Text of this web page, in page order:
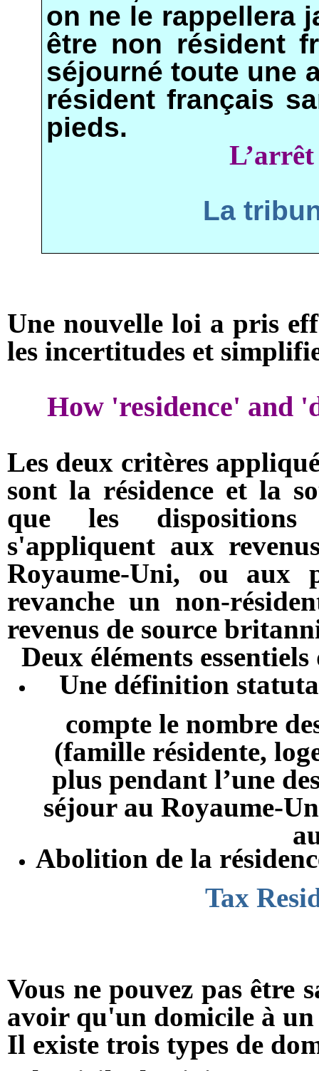
on ne le rappellera
être non résident
séjourné toute une
résident français
pieds.
La
Une nouvelle loi a pris
les ­incertitudes et
How 'residence' and
Les deux critères
sont la résidence et la
que les
s'appliquent aux
Royaume-Uni, ou aux
revanche un non-
revenus de source
Deux éléments
Une définition
compte le nombre
(famille résidente,
plus pendant l’une
séjour au Royaume-
Abolition de la
Tax
Vous ne pouvez pas être
avoirqu'un domicile à
Il existe trois types de